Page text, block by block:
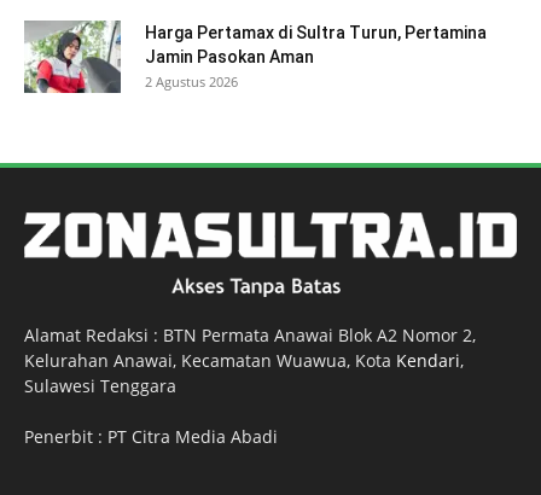
Harga Pertamax di Sultra Turun, Pertamina
Jamin Pasokan Aman
2 Agustus 2026
Alamat Redaksi : BTN Permata Anawai Blok A2 Nomor 2,
Kelurahan Anawai, Kecamatan Wuawua, Kota Kendari,
Sulawesi Tenggara
Penerbit : PT Citra Media Abadi